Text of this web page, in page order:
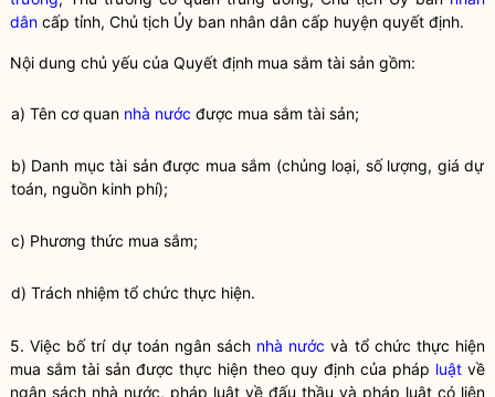
dân cấp tỉnh, Chủ tịch Ủy ban nhân dân cấp huyện quyết định.
Nội dung chủ yếu của Quyết định mua sắm tài sản gồm:
a) Tên cơ quan nhà nước được mua sắm tài sản;
b) Danh mục tài sản được mua sắm (chủng loại, số lượng, giá dự
toán, nguồn kinh phí);
c) Phương thức mua sắm;
d) Trách nhiệm tổ chức thực hiện.
5. Việc bố trí dự toán ngân sách nhà nước và tổ chức thực hiện
mua sắm tài sản được thực hiện theo quy định của pháp luật về
ngân sách nhà nước, pháp luật về đấu thầu và pháp luật có liên